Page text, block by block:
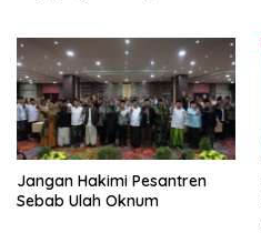
Jangan Hakimi Pesantren
Sebab Ulah Oknum